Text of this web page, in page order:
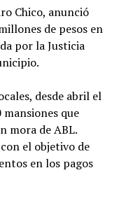
Chico, anunció
de pesos en
por la Justicia
desde abril el
que
mora de ABL.
el objetivo de
en los pagos